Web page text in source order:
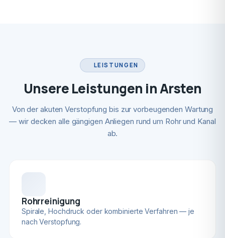
LEISTUNGEN
Unsere Leistungen in Arsten
Von der akuten Verstopfung bis zur vorbeugenden Wartung
— wir decken alle gängigen Anliegen rund um Rohr und Kanal
ab.
Rohrreinigung
Spirale, Hochdruck oder kombinierte Verfahren — je
nach Verstopfung.